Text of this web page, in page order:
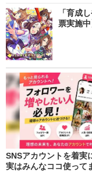
「育成
票実施中
SNSアカウントを着実
実はみんなココ使って